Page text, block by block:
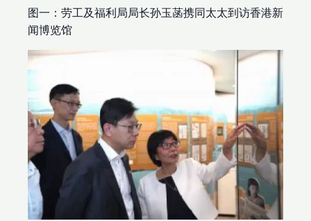
图一：劳工及福利局局长孙玉菡携同太太到访香港新
闻博览馆